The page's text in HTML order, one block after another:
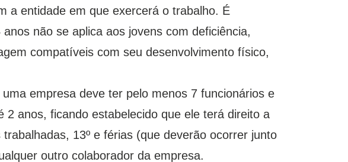
a entidade em que exercerá o trabalho. É
não se aplica aos jovens com deficiência,
compatíveis com seu desenvolvimento físico,
empresa deve ter pelo menos 7 funcionários e
anos, ficando estabelecido que ele terá direito a
13º e férias (que deverão ocorrer junto
outro colaborador da empresa.